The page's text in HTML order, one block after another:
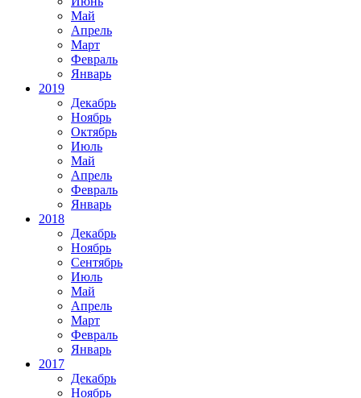
Май
Апрель
Март
Февраль
Январь
2019
Декабрь
Ноябрь
Октябрь
Июль
Май
Апрель
Февраль
Январь
2018
Декабрь
Ноябрь
Сентябрь
Июль
Май
Апрель
Март
Февраль
Январь
2017
Декабрь
Ноябрь